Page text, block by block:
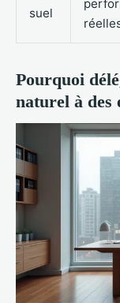
suel
Pourquoi
naturel à des